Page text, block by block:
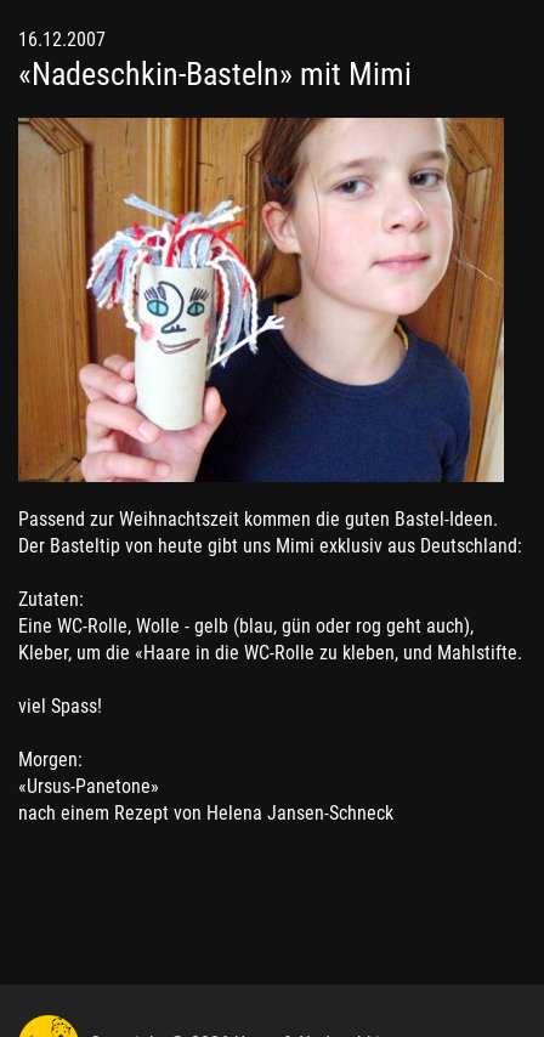
16.12.2007
«Nadeschkin-Basteln» mit Mimi
Passend zur Weihnachtszeit kommen die guten Bastel-Ideen.
Der Basteltip von heute gibt uns Mimi exklusiv aus Deutschland:
Zutaten:
Eine WC-Rolle, Wolle - gelb (blau, gün oder rog geht auch),
Kleber, um die «Haare in die WC-Rolle zu kleben, und Mahlstifte.
viel Spass!
Morgen:
«Ursus-Panetone»
nach einem Rezept von Helena Jansen-Schneck